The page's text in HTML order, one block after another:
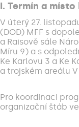
I. Termín a
V úterý 27.
(DOD) MFF s
a Raisově sále
Míru 9) a s
Ke Karlovu 3 a Ke
a trojském areálu
Pro koordinaci
organizační štáb